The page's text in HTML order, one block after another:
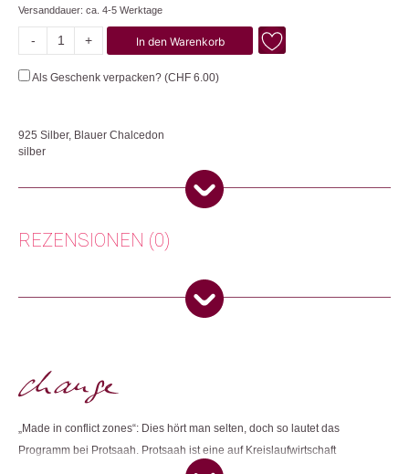
Versanddauer: ca. 4-5 Werktage
-
Large
+ In den Warenkorb
Als Geschenk verpacken? (CHF 6.00)
925 Silber, Blauer Chalcedon
silber
Handgefertigtes Schmuckstück aus Indien. Jedes Stück befähigt die
Kunsthandwerkerinnen, für sich und ihre Familie zu sorgen.
Produktion: Indien
Schmuck
Dieses Produkt weiterempfehlen:
REZENSIONEN (0)
Es gibt noch keine Rezensionen.
„Made in conflict zones“: Dies hört man selten, doch so lautet das
Programm bei Protsaah. Protsaah ist eine auf Kreislaufwirtschaft